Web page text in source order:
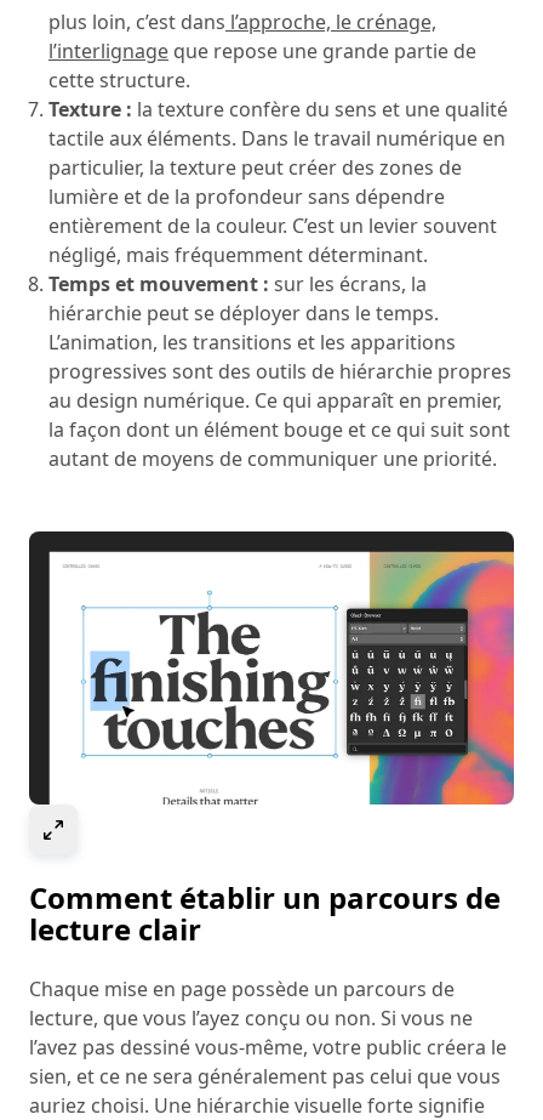
plus loin, c’est dans l’approche, le crénage,
l’interlignage que repose une grande partie de
cette structure.
Texture : la texture confère du sens et une qualité
tactile aux éléments. Dans le travail numérique en
particulier, la texture peut créer des zones de
lumière et de la profondeur sans dépendre
entièrement de la couleur. C’est un levier souvent
négligé, mais fréquemment déterminant.
Temps et mouvement : sur les écrans, la
hiérarchie peut se déployer dans le temps.
L’animation, les transitions et les apparitions
progressives sont des outils de hiérarchie propres
au design numérique. Ce qui apparaît en premier,
la façon dont un élément bouge et ce qui suit sont
autant de moyens de communiquer une priorité.
Comment établir un parcours de
lecture clair
Chaque mise en page possède un parcours de
lecture, que vous l’ayez conçu ou non. Si vous ne
l’avez pas dessiné vous-même, votre public créera le
sien, et ce ne sera généralement pas celui que vous
auriez choisi. Une hiérarchie visuelle forte signifie